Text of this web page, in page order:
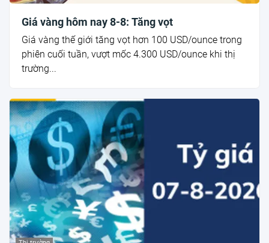
Giá vàng hôm nay 8-8: Tăng vọt
Giá vàng thế giới tăng vọt hơn 100 USD/ounce trong
phiên cuối tuần, vượt mốc 4.300 USD/ounce khi thị
trường...